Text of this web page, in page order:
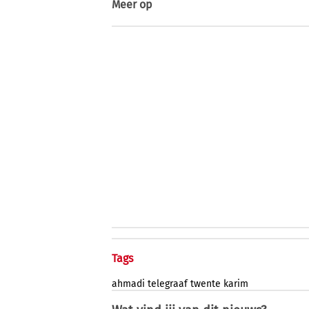
Meer op
Tags
ahmadi telegraaf twente karim